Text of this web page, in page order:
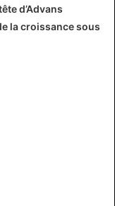
d’Advans
la croissance sous